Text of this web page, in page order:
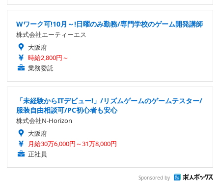
Wワーク可!10月～!日曜のみ勤務/専門学校のゲーム開発講師
株式会社エーティーエス
大阪府
時給2,800円～
業務委託
「未経験からITデビュー!」/リズムゲームのゲームテスター/
服装自由相談可/PC初心者も安心
株式会社N-Horizon
大阪府
月給30万6,000円～31万8,000円
正社員
Sponsored by